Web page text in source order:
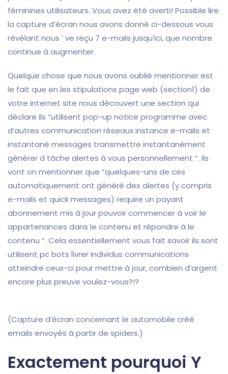
féminines utilisateurs. Vous avez été averti! Possible lire
la capture d’écran nous avons donné ci-dessous vous
révélant nous ‘ ve reçu 7 e-mails jusqu’ici, que nombre
continue à augmenter.
Quelque chose que nous avons oublié mentionner est
le fait que en les stipulations page web (section1) de
votre internet site nous découvert une section qui
déclare ils “utilisent pop-up notice programme avec
d’autres communication réseaux instance e-mails et
instantané messages transmettre instantanément
générer d tâche alertes à vous personnellement “. Ils
vont on mentionner que “quelques-uns de ces
automatiquement ont généré des alertes (y compris
e-mails et quick messages) require un payant
abonnement mis à jour pouvoir commencer à voir le
appartenances dans le contenu et répondre à le
contenu “. Cela essentiellement vous fait savoir ils sont
utilisent pc bots livrer individus communications
atteindre ceux-ci pour mettre à jour, combien d’argent
encore plus preuve voulez-vous?!?
(Capture d’écran concernant le automobile créé
emails envoyés à partir de spiders.)
Exactement pourquoi Y